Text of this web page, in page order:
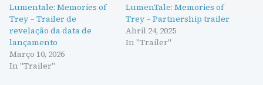
Lumentale: Memories of
Trey – Trailer de
revelação da data de
lançamento
Março 10, 2026
In "Trailer"
LumenTale: Memories of
Trey – Partnership trailer
Abril 24, 2025
In "Trailer"